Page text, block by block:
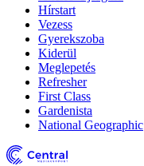
Hírstart
Vezess
Gyerekszoba
Kiderül
Meglepetés
Refresher
First Class
Gardenista
National Geographic